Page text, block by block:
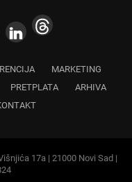
MARKETING
PRETPLATA
ARHIVA
17a | 21000 Novi Sad |